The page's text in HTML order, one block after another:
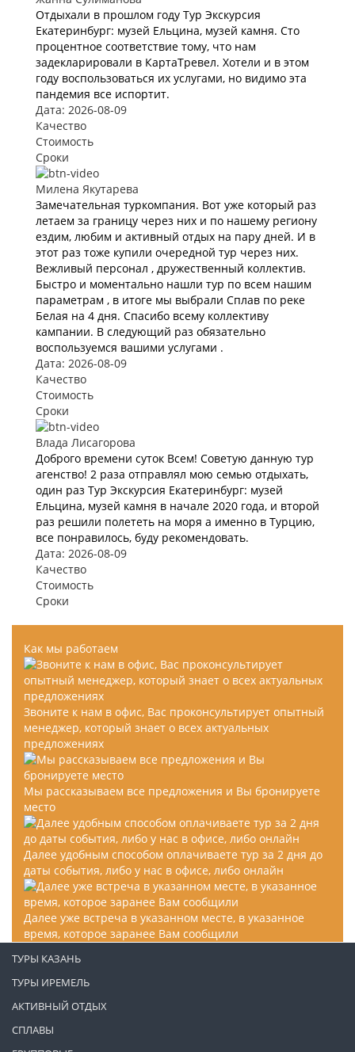
Отдыхали в прошлом году Тур Экскурсия
Екатеринбург: музей Ельцина, музей камня. Сто
процентное соответствие тому, что нам
задекларировали в КартаТревел. Хотели и в этом
году воспользоваться их услугами, но видимо эта
пандемия все испортит.
Дата: 2026-08-09
Качество
Стоимость
Сроки
Милена Якутарева
Замечательная туркомпания. Вот уже который раз
летаем за границу через них и по нашему региону
ездим, любим и активный отдых на пару дней. И в
этот раз тоже купили очередной тур через них.
Вежливый персонал , дружественный коллектив.
Быстро и моментально нашли тур по всем нашим
параметрам , в итоге мы выбрали Сплав по реке
Белая на 4 дня. Спасибо всему коллективу
кампании. В следующий раз обязательно
воспользуемся вашими услугами .
Дата: 2026-08-09
Качество
Стоимость
Сроки
Влада Лисагорова
Доброго времени суток Всем! Советую данную тур
агенство! 2 раза отправлял мою семью отдыхать,
один раз Тур Экскурсия Екатеринбург: музей
Ельцина, музей камня в начале 2020 года, и второй
раз решили полететь на моря а именно в Турцию,
все понравилось, буду рекомендовать.
Дата: 2026-08-09
Качество
Стоимость
Сроки
Как мы работаем
Звоните к нам в офис, Вас проконсультирует опытный
менеджер, который знает о всех актуальных
предложениях
Мы рассказываем все предложения и Вы бронируете
место
Далее удобным способом оплачиваете тур за 2 дня до
даты события, либо у нас в офисе, либо онлайн
Далее уже встреча в указанном месте, в указанное
время, которое заранее Вам сообщили
ТУРЫ КАЗАНЬ
ТУРЫ ИРЕМЕЛЬ
АКТИВНЫЙ ОТДЫХ
СПЛАВЫ